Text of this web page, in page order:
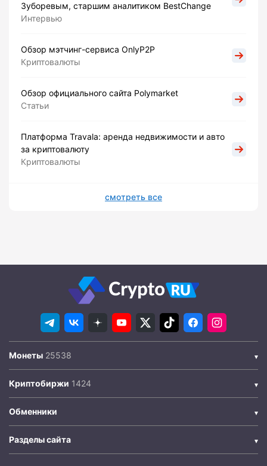
Зуборевым, старшим аналитиком BestChange
Интервью
Обзор мэтчинг-сервиса OnlyP2P
Криптовалюты
Обзор официального сайта Polymarket
Статьи
Платформа Travala: аренда недвижимости и авто
за криптовалюту
Криптовалюты
смотреть все
Монеты
Криптобиржи
Обменники
Разделы сайта